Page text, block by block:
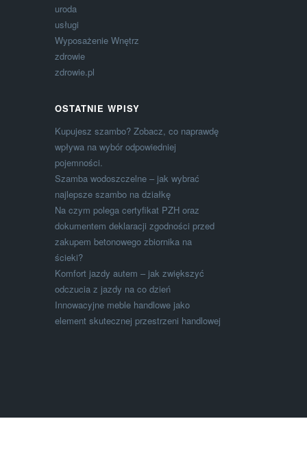
uroda
usługi
Wyposażenie Wnętrz
zdrowie
zdrowie.pl
OSTATNIE WPISY
Kupujesz szambo? Zobacz, co naprawdę
wpływa na wybór odpowiedniej
pojemności.
Szamba wodoszczelne – jak wybrać
najlepsze szambo na działkę
Na czym polega certyfikat PZH oraz
dokumentem deklaracji zgodności przed
zakupem betonowego zbiornika na
ścieki?
Komfort jazdy autem – jak zwiększyć
odczucia z jazdy na co dzień
Innowacyjne meble handlowe jako
element skutecznej przestrzeni handlowej